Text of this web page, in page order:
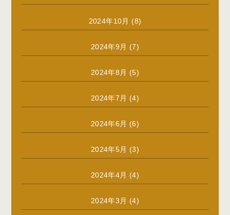
2024年10月 (8)
2024年9月 (7)
2024年8月 (5)
2024年7月 (4)
2024年6月 (6)
2024年5月 (3)
2024年4月 (4)
2024年3月 (4)